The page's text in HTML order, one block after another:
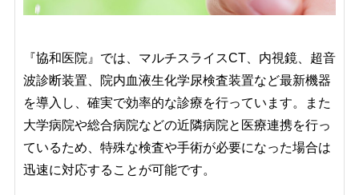
『協和医院』では、マルチスライスCT、内視鏡、超音
波診断装置、院内血液生化学尿検査装置など最新機器
を導入し、確実で効率的な診療を行っています。
また
大学病院や総合病院などの近隣病院と医療連携を行っ
ているため、特殊な検査や手術が必要になった場合は
迅速に対応することが可能です。